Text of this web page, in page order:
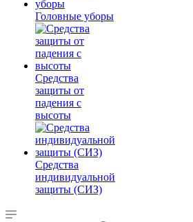
Головные уборы
Средства
защиты от
падения с
высоты
Средства
индивидуальной
защиты (СИЗ)